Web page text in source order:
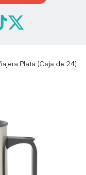
Plata (Caja de 24)